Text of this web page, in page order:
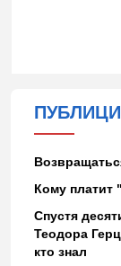
Кому платит
Спустя
Теодора
кто знал